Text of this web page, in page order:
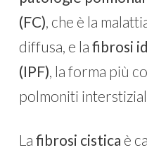
(FC) , che è la
diffusa, e la fibrosi
(IPF) , la forma più
polmoniti
La fibrosi cistica è